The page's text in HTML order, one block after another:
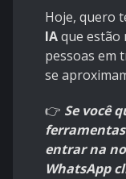
Hoje, quero
IAque estão
pessoas em
se
👉 Se você
entrar na
WhatsApp